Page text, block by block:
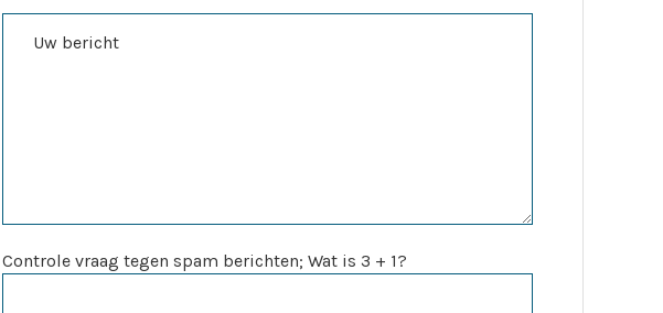
Controle vraag tegen spam berichten; Wat is 3 + 1?